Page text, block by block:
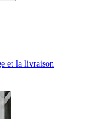
et la livraison